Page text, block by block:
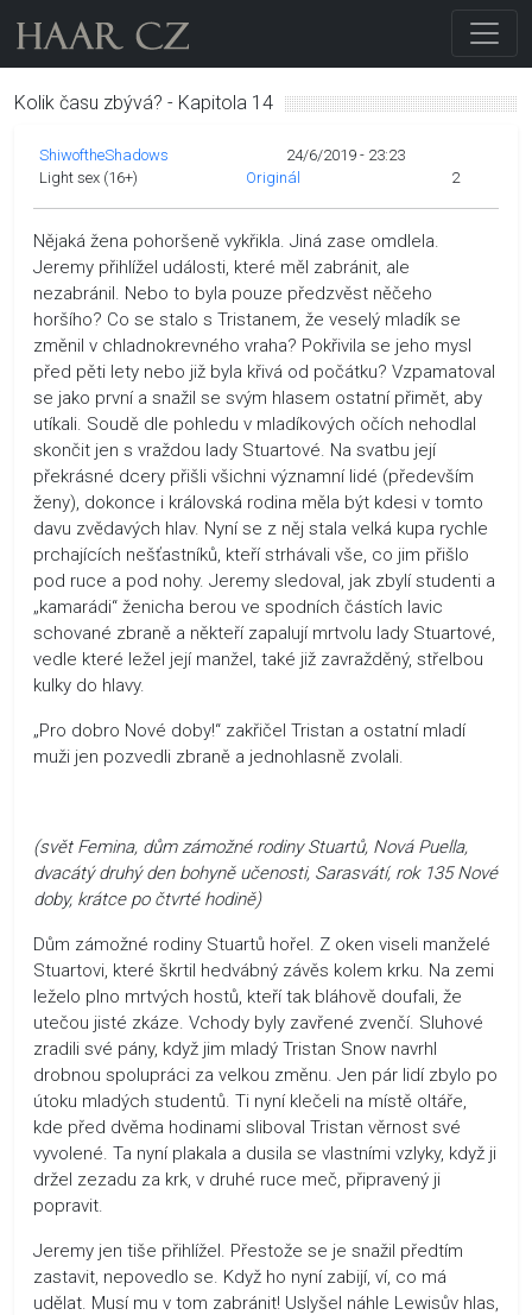
Kolik času zbývá? - Kapitola 14
ShiwoftheShadows
24/6/2019 - 23:23
Light sex (16+)
Originál 2
Nějaká žena pohoršeně vykřikla. Jiná zase omdlela.
Jeremy přihlížel události, které měl zabránit, ale
nezabránil. Nebo to byla pouze předzvěst něčeho
horšího? Co se stalo s Tristanem, že veselý mladík se
změnil v chladnokrevného vraha? Pokřivila se jeho mysl
před pěti lety nebo již byla křivá od počátku? Vzpamatoval
se jako první a snažil se svým hlasem ostatní přimět, aby
utíkali. Soudě dle pohledu v mladíkových očích nehodlal
skončit jen s vraždou lady Stuartové. Na svatbu její
překrásné dcery přišli všichni významní lidé (především
ženy), dokonce i královská rodina měla být kdesi v tomto
davu zvědavých hlav. Nyní se z něj stala velká kupa rychle
prchajících nešťastníků, kteří strhávali vše, co jim přišlo
pod ruce a pod nohy. Jeremy sledoval, jak zbylí studenti a
„kamarádi“ ženicha berou ve spodních částích lavic
schované zbraně a někteří zapalují mrtvolu lady Stuartové,
vedle které ležel její manžel, také již zavražděný, střelbou
kulky do hlavy.
„Pro dobro Nové doby!“ zakřičel Tristan a ostatní mladí
muži jen pozvedli zbraně a jednohlasně zvolali.
(svět Femina, dům zámožné rodiny Stuartů, Nová Puella,
dvacátý druhý den bohyně učenosti, Sarasvátí, rok 135 Nové
doby, krátce po čtvrté hodině)
Dům zámožné rodiny Stuartů hořel. Z oken viseli manželé
Stuartovi, které škrtil hedvábný závěs kolem krku. Na zemi
leželo plno mrtvých hostů, kteří tak bláhově doufali, že
utečou jisté zkáze. Vchody byly zavřené zvenčí. Sluhové
zradili své pány, když jim mladý Tristan Snow navrhl
drobnou spolupráci za velkou změnu. Jen pár lidí zbylo po
útoku mladých studentů. Ti nyní klečeli na místě oltáře,
kde před dvěma hodinami sliboval Tristan věrnost své
vyvolené. Ta nyní plakala a dusila se vlastními vzlyky, když ji
držel zezadu za krk, v druhé ruce meč, připravený ji
popravit.
Jeremy jen tiše přihlížel. Přestože se je snažil předtím
zastavit, nepovedlo se. Když ho nyní zabijí, ví, co má
udělat. Musí mu v tom zabránit! Uslyšel náhle Lewisův hlas,